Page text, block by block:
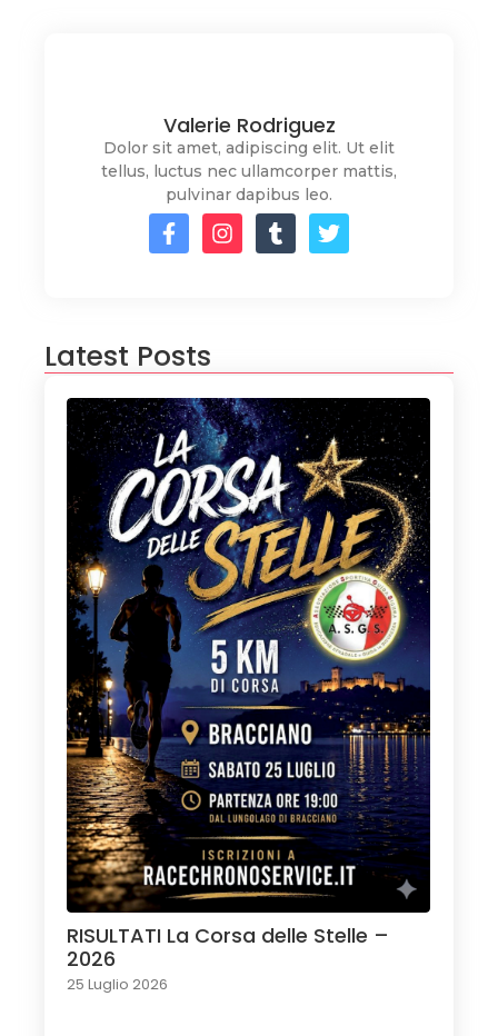
Valerie Rodriguez
Dolor sit amet, adipiscing elit. Ut elit
tellus, luctus nec ullamcorper mattis,
pulvinar dapibus leo.
Latest Posts
RISULTATI La Corsa delle Stelle –
2026
25 Luglio 2026